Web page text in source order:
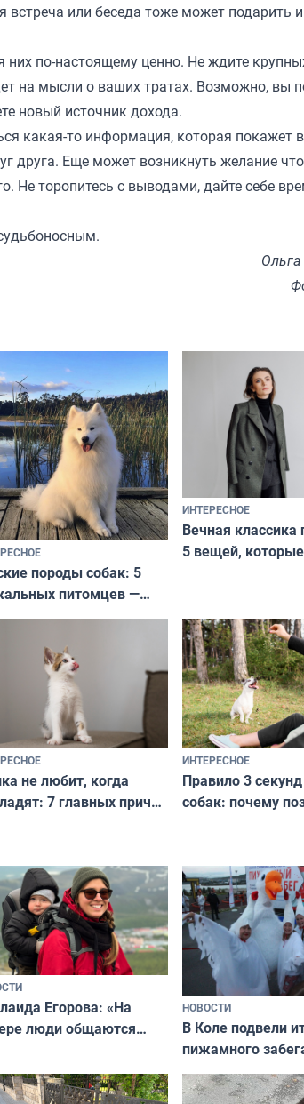
встреча или беседа тоже может подарить
них по-настоящему ценно. Не ждите
на мысли о ваших тратах. Возможно, вы
новый источник дохода.
какая-то информация, которая покажет
друга. Еще может возникнуть желание
Не торопитесь с выводами, дайте себе
породы собак: 5
питомцев —
сокровища
ИНТЕРЕСНОЕ
Вечная классика
5 вещей, которые
и актуально в
не любит, когда
7 главных причин
питомцу
ИНТЕРЕСНОЕ
Правило 3
собак: почему
питомцу всё
криков
Егорова: «На
люди общаются
что
интересен»
НОВОСТИ
В Коле подвели
пижамного
Олимпийскую